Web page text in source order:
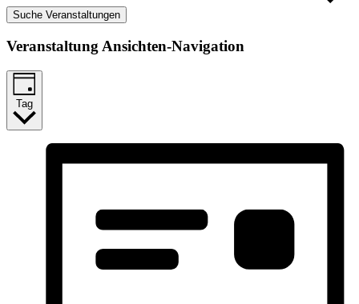
Suche Veranstaltungen
Veranstaltung Ansichten-Navigation
Tag